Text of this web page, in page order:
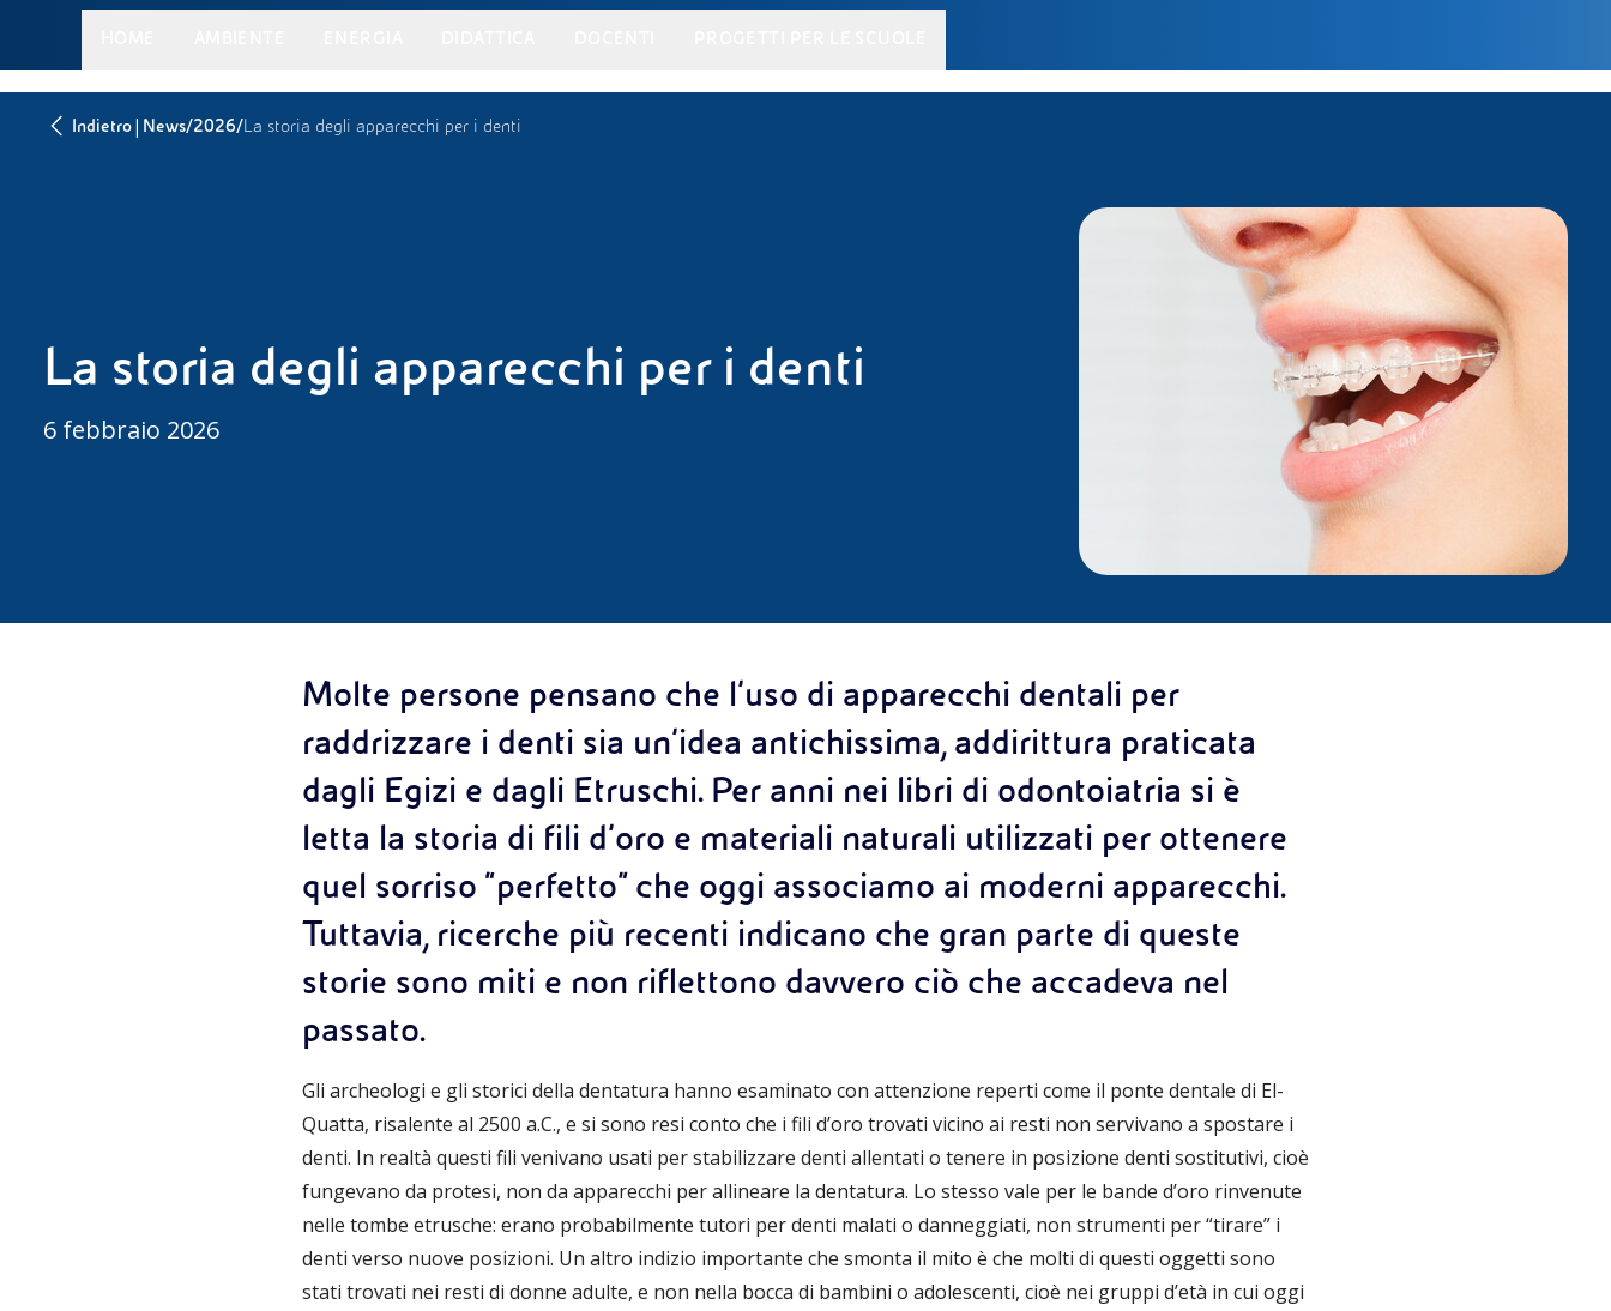
Indietro| News/2026/La storia degli apparecchi per i denti
La storia degli apparecchi per i denti
6 febbraio 2026
Molte persone pensano che l’uso di apparecchi dentali per
raddrizzare i denti sia un’idea antichissima, addirittura praticata
dagli Egizi e dagli Etruschi. Per anni nei libri di odontoiatria si è
letta la storia di fili d’oro e materiali naturali utilizzati per ottenere
quel sorriso “perfetto” che oggi associamo ai moderni apparecchi.
Tuttavia, ricerche più recenti indicano che gran parte di queste
storie sono miti e non riflettono davvero ciò che accadeva nel
passato.
Gli archeologi e gli storici della dentatura hanno esaminato con attenzione reperti come il ponte dentale di El-
Quatta, risalente al 2500 a.C., e si sono resi conto che i fili d’oro trovati vicino ai resti non servivano a spostare i
denti. In realtà questi fili venivano usati per stabilizzare denti allentati o tenere in posizione denti sostitutivi, cioè
fungevano da protesi, non da apparecchi per allineare la dentatura. Lo stesso vale per le bande d’oro rinvenute
nelle tombe etrusche: erano probabilmente tutori per denti malati o danneggiati, non strumenti per “tirare” i
denti verso nuove posizioni. Un altro indizio importante che smonta il mito è che molti di questi oggetti sono
stati trovati nei resti di donne adulte, e non nella bocca di bambini o adolescenti, cioè nei gruppi d’età in cui oggi